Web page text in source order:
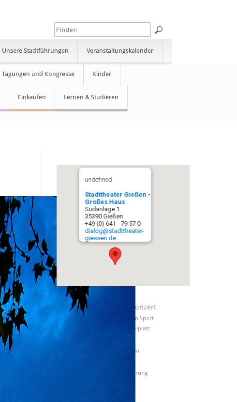
Unsere Stadtführungen Veranstaltungskalender
Tagungen und Kongresse Kinder
Einkaufen Lernen & Studieren
undefined
Stadttheater Gießen -
Großes Haus
Südanlage 1
35390 Gießen
+49 (0) 641 - 79 57 0
dialog@stadttheater-
giessen.de
Lesung Frauen Bühne Konzert
Musik
Ausgehen & Nachtleben Sport
Filme & Vorträge
Autokino Spielplatz
Theater Spielen
Familie
Krimifestival
Gießen genießt den
Sommer
Ausstellungen
Stadttheater Stadtführung
Kinder Kirchenmusik